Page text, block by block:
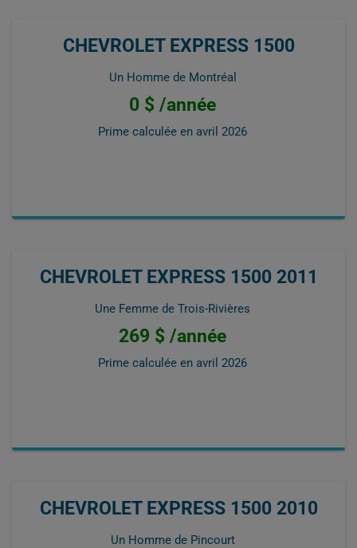
CHEVROLET EXPRESS 1500
Un Homme de Montréal
0 $ /année
Prime calculée en avril 2026
CHEVROLET EXPRESS 1500 2011
Une Femme de Trois-Rivières
269 $ /année
Prime calculée en avril 2026
CHEVROLET EXPRESS 1500 2010
Un Homme de Pincourt